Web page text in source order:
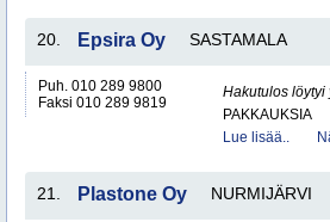
20. Epsira Oy SASTAMALA
Puh. 010 289 9800
Faksi 010 289 9819
Hakutulos löytyi
PAKKAUKSIA
Lue lisää..
21. Plastone Oy NURMIJÄRVI